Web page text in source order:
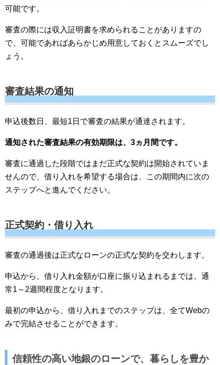
可能です。
審査の際には収入証明書を求められることがありますの
で、可能であればあらかじめ用意しておくとスムーズでし
ょう。
審査結果の通知
申込後数日、最短1日で審査の結果が通達されます。
通知された審査結果の有効期限は、3ヵ月間です。
審査に通過した段階ではまだ正式な契約は開始されていま
せんので、借り入れを希望する場合は、この期間内に次の
ステップへと進んでください。
正式契約・借り入れ
審査の通過後は正式なローンの正式な契約を交わします。
申込から、借り入れ金額が口座に振り込まれるまでは、通
常1～2週間程度となります。
最初の申込から、借り入れまでのステップは、全てWebの
みで完結させることができます。
信頼性の高い地銀のローンで、暮らしを豊か